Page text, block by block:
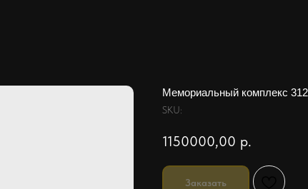
Мемориальный комплекс
SKU:
1150000,00 р.
Заказать